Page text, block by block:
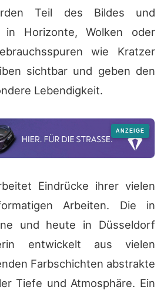
Teil des Bildes und
in Horizonte, Wolken oder
wie Kratzer
sichtbar und geben den
Lebendigkeit.
Eindrücke ihrer vielen
Arbeiten. Die in
und heute in Düsseldorf
entwickelt aus vielen
Farbschichten abstrakte
Tiefe und Atmosphäre. Ein